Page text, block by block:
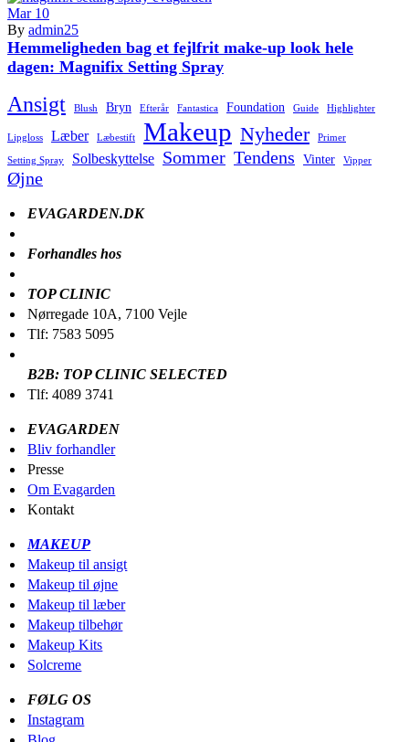
Mar 10
By admin25
Hemmeligheden bag et fejlfrit make-up look hele
dagen: Magnifix Setting Spray
Ansigt Blush Bryn Efterår Fantastica Foundation Guide Highlighter
Lipgloss Læber Læbestift Makeup Nyheder Primer
Setting Spray Solbeskyttelse Sommer Tendens Vinter Vipper
Øjne
EVAGARDEN.DK
Forhandles hos
TOP CLINIC
Nørregade 10A, 7100 Vejle
Tlf: 7583 5095
B2B: TOP CLINIC SELECTED
Tlf: 4089 3741
EVAGARDEN
Bliv forhandler
Presse
Om Evagarden
Kontakt
MAKEUP
Makeup til ansigt
Makeup til øjne
Makeup til læber
Makeup tilbehør
Makeup Kits
Solcreme
FØLG OS
Instagram